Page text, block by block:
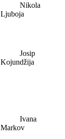
Nikola
Ljuboja
Josip
Kojundžija
Ivana
Markov